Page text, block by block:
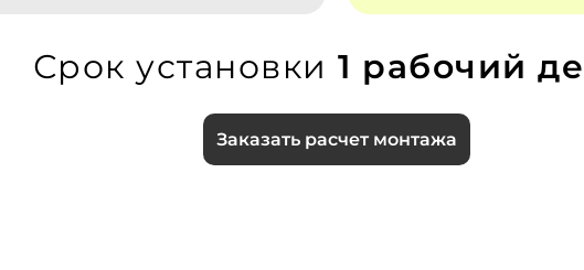
Срок установки 1 рабочий
Заказать расчет монтажа